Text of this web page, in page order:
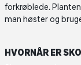
forkrøblede.
man høster og
HVORNÅR ER